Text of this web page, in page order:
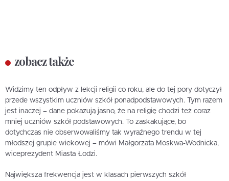
zobacz także
Widzimy ten odpływ z lekcji religii co roku, ale do tej pory dotyczył
przede wszystkim uczniów szkół ponadpodstawowych. Tym razem
jest inaczej – dane pokazują jasno, że na religię chodzi też coraz
mniej uczniów szkół podstawowych. To zaskakujące, bo
dotychczas nie obserwowaliśmy tak wyraźnego trendu w tej
młodszej grupie wiekowej – mówi Małgorzata Moskwa-Wodnicka,
wiceprezydent Miasta Łodzi.
Największa frekwencja jest w klasach pierwszych szkół